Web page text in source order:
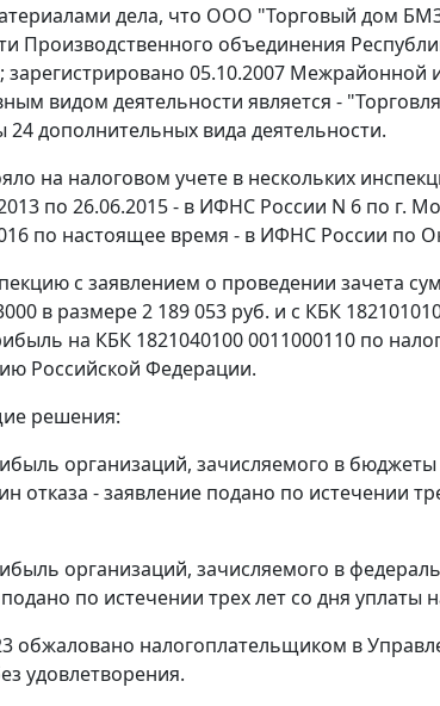
дела, что ООО "Торговый дом
Производственного объединения
зарегистрировано 05.10.2007
видом деятельности является -
дополнительных вида деятельности.
на налоговом учете в нескольких
по 26.06.2015 - в ИФНС России N 6 по г.
по настоящее время - в ИФНС России по
с заявлением о проведении зачета
в размере 2 189 053 руб. и с КБК
на КБК 1821040100 0011000110 по
Российской Федерации.
решения:
организаций, зачисляемого в
отказа - заявление подано по истечении
организаций, зачисляемого в
по истечении трех лет со дня уплаты
обжаловано налогоплательщиком в
удовлетворения.